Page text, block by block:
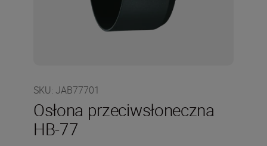
SKU: JAB77701
Osłona przeciwsłoneczna
HB-77